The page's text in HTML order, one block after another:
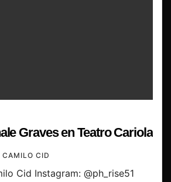
Graves en Teatro Cariola
CAMILO CID
Cid Instagram: @ph_rise51